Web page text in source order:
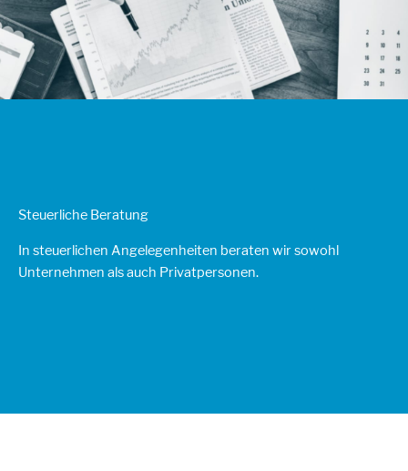
Steuerliche Beratung
In steuerlichen Angelegenheiten beraten wir sowohl
Unternehmen als auch Privatpersonen.